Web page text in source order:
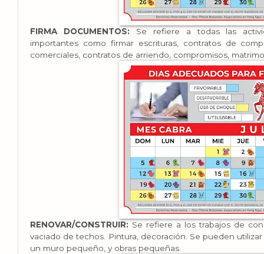
FIRMA DOCUMENTOS: Se refiere a todas las
importantes como firmar escrituras, contratos de
comerciales, contratos de arriendo, compromisos,
RENOVAR/CONSTRUIR: Se refiere a los trabajos de
vaciado de techos. Pintura, decoración. Se pueden
un muro pequeño, y obras pequeñas.